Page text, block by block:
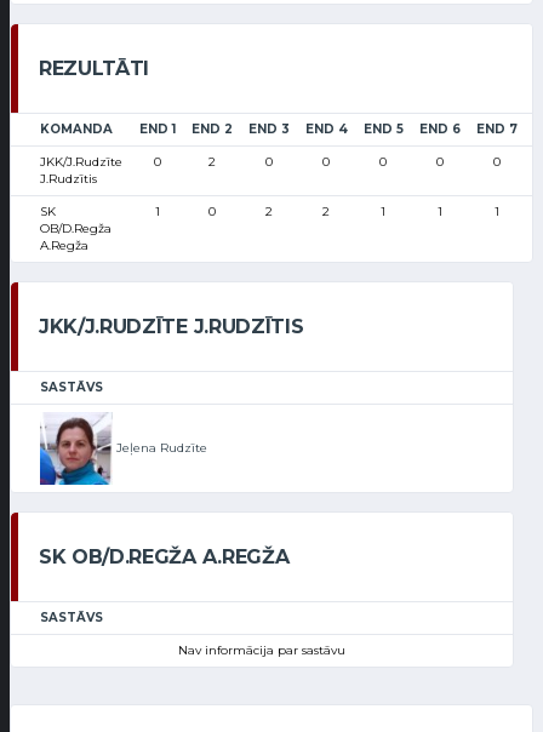
REZULTĀTI
KOMANDA END 1 END 2 END 3 END 4 END 5 END 6 END 7
JKK/J.Rudzīte
J.Rudzītis
0 2 0 0 0 0 0
SK
OB/D.Regža
A.Regža
1 0 2 2 1 1 1
JKK/J.RUDZĪTE J.RUDZĪTIS
SASTĀVS
Jeļena Rudzīte
SK OB/D.REGŽA A.REGŽA
SASTĀVS
Nav informācija par sastāvu